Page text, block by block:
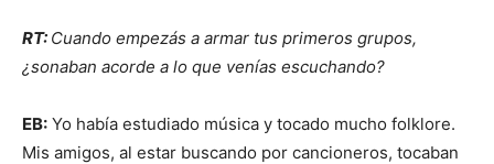
RT: Cuando empezás a armar tus primeros grupos,
¿sonaban acorde a lo que venías escuchando?
EB: Yo había estudiado música y tocado mucho folklore.
Mis amigos, al estar buscando por cancioneros, tocaban